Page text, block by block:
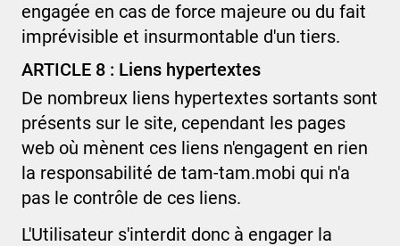
engagée en cas de force majeure ou du fait
imprévisible et insurmontable d'un tiers.
ARTICLE 8 : Liens hypertextes
De nombreux liens hypertextes sortants sont
présents sur le site, cependant les pages
web où mènent ces liens n'engagent en rien
la responsabilité de tam-tam.mobi qui n'a
pas le contrôle de ces liens.
L'Utilisateur s'interdit donc à engager la